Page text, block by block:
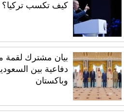
كيف تكسب تركيا؟
بيان مشترك لقمة
دفاعية بين
وباكستان